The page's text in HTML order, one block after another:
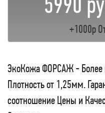
+1000р
ЭкоКожа ФОРСАЖ - Более
Плотность от 1,25мм.
соотношение Цены и